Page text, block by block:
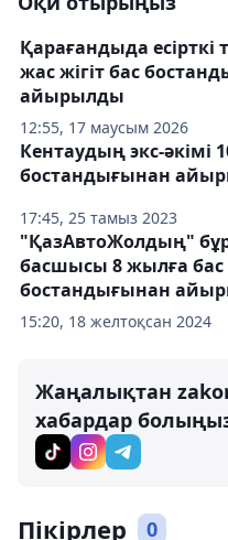
12:55, 17 маусым 2026
Қарағандыда есірткі
жас жігіт бас
айырылды
17:45, 25 тамыз 2023
Кентаудың экс-әкімі
бостандығынан
15:20, 18 желтоқсан 2024
"ҚазАвтоЖолдың"
басшысы 8 жылға бас
бостандығынан
Жаңалықтан
хабардар
Пікірлер 0